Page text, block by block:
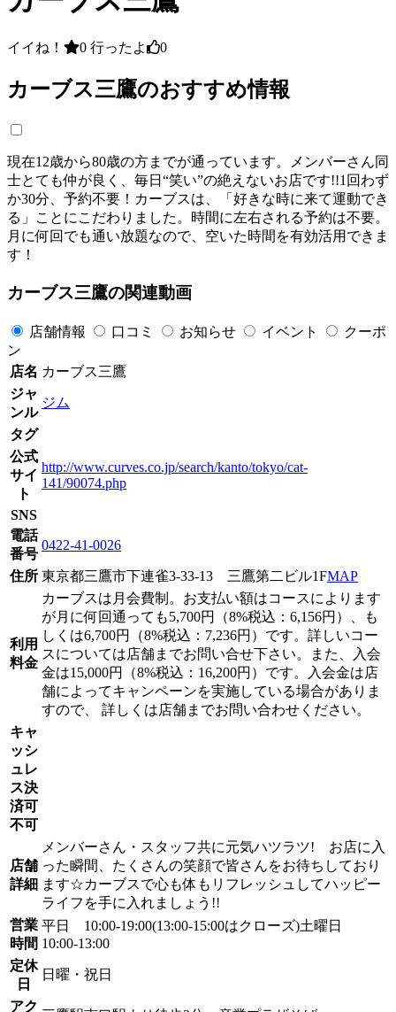
イイね！ 0 行ったよ 0
カーブス三鷹のおすすめ情報
現在12歳から80歳の方までが通っています。メンバーさん同
士とても仲が良く、毎日“笑い”の絶えないお店です!!1回わず
か30分、予約不要！カーブスは、「好きな時に来て運動でき
る」ことにこだわりました。時間に左右される予約は不要。
月に何回でも通い放題なので、空いた時間を有効活用できま
す！
カーブス三鷹の関連動画
店舗情報 口コミ お知らせ イベント
クーポ
ン
店名 カーブス三鷹
ジャ
ンル
ジム
タグ
公式
サイ
ト
http://www.curves.co.jp/search/kanto/tokyo/cat-
141/90074.php
SNS
電話
番号
0422-41-0026
住所 東京都三鷹市下連雀3-33-13 三鷹第二ビル1FMAP
利用
料金
カーブスは月会費制。お支払い額はコースによります
が月に何回通っても5,700円（8%税込：6,156円）、も
しくは6,700円（8%税込：7,236円）です。詳しいコー
スについては店舗までお問い合せ下さい。また、入会
金は15,000円（8%税込：16,200円）です。入会金は店
舗によってキャンペーンを実施している場合がありま
すので、 詳しくは店舗までお問い合わせください。
キャ
ッシ
ュレ
ス決
済可
不可
店舗
詳細
メンバーさん・スタッフ共に元気ハツラツ! お店に入
った瞬間、たくさんの笑顔で皆さんをお待ちしており
ます☆カーブスで心も体もリフレッシュしてハッピー
ライフを手に入れましょう!!
営業
時間
平日 10:00-19:00(13:00-15:00はクローズ)土曜日
10:00-13:00
定休
日
日曜・祝日
アク